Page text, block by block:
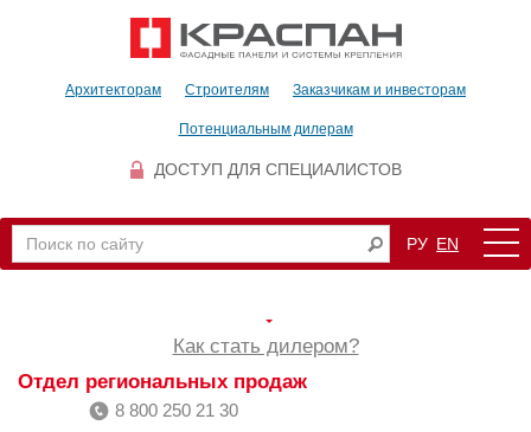
Архитекторам Строителям Заказчикам и инвесторам
Потенциальным дилерам
ДОСТУП ДЛЯ СПЕЦИАЛИСТОВ
РУ EN
Как стать дилером?
Отдел региональных продаж
8 800 250 21 30